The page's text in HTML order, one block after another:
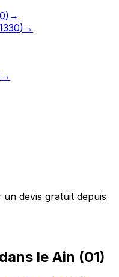
) →
) →
→
devis gratuit depuis
dans le Ain (01)